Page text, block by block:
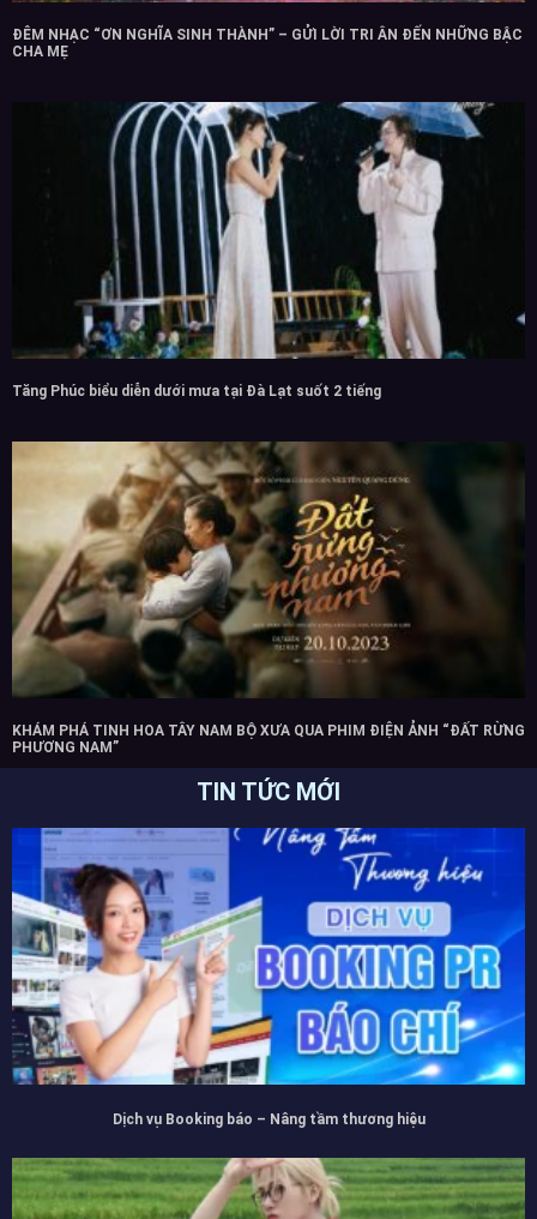
ĐÊM NHẠC “ƠN NGHĨA SINH THÀNH” – GỬI LỜI TRI ÂN ĐẾN NHỮNG BẬC
CHA MẸ
Tăng Phúc biểu diễn dưới mưa tại Đà Lạt suốt 2 tiếng
KHÁM PHÁ TINH HOA TÂY NAM BỘ XƯA QUA PHIM ĐIỆN ẢNH “ĐẤT RỪNG
PHƯƠNG NAM”
TIN TỨC MỚI
Dịch vụ Booking báo – Nâng tầm thương hiệu